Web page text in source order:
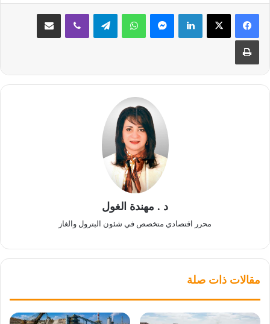
لينكدإن ماسنجر واتساب تيلقرام ڤايبر مشاركة عبر البريد
طباعة
د . مهندة الغول
محرر اقتصادي متخصص في شئون البترول والغاز
مقالات ذات صلة